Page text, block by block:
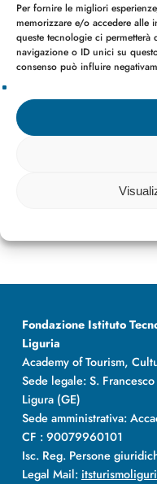
Per fornire le migliori
memorizzare e/o accedere alle
queste tecnologie ci
navigazione o ID unici su
consenso può influire
(+39)0185320492
Fondazione Istituto
Liguria
Academy of Tourism,
Sede legale: S.
Ligura (GE)
Sede amministrativa:
CF : 90079960101
Isc. Reg. Persone
Legal Mail: